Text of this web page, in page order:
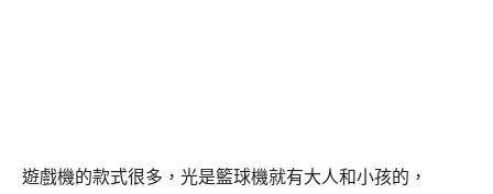
遊戲機的款式很多，光是籃球機就有大人和小孩的，